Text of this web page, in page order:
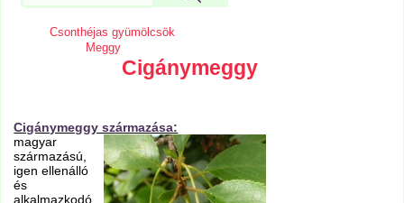
Csonthéjas gyümölcsök
Meggy
Cigánymeggy
Cigánymeggy származása:
magyar
származású,
igen ellenálló
és
alkalmazkodó